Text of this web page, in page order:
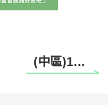
(中區)113年Android手機語音功能入門班